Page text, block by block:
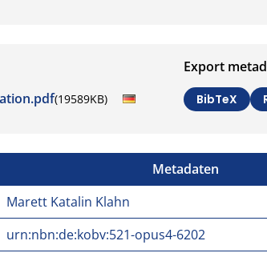
(19589KB)
Export
BibTeX
Metadaten
Marett Katalin Klahn
urn:nbn:de:kobv:521-opus4-6202